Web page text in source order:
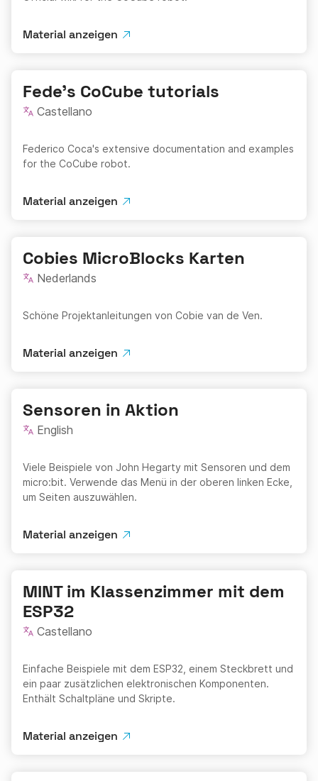
Material anzeigen
Fede's CoCube tutorials
Castellano
Federico Coca's extensive documentation and examples
for the CoCube robot.
Material anzeigen
Cobies MicroBlocks Karten
Nederlands
Schöne Projektanleitungen von Cobie van de Ven.
Material anzeigen
Sensoren in Aktion
English
Viele Beispiele von John Hegarty mit Sensoren und dem
micro:bit. Verwende das Menü in der oberen linken Ecke,
um Seiten auszuwählen.
Material anzeigen
MINT im Klassenzimmer mit dem
ESP32
Castellano
Einfache Beispiele mit dem ESP32, einem Steckbrett und
ein paar zusätzlichen elektronischen Komponenten.
Enthält Schaltpläne und Skripte.
Material anzeigen